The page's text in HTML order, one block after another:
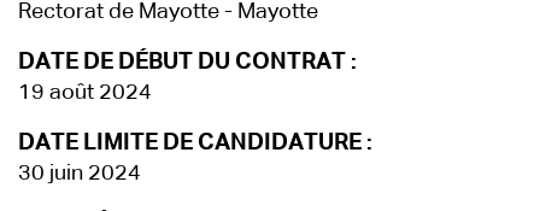
Rectorat de Mayotte - Mayotte
DATE DE DÉBUT DU CONTRAT :
19 août 2024
DATE LIMITE DE CANDIDATURE :
30 juin 2024